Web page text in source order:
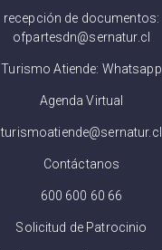
recepción de documentos:
ofpartesdn@sernatur.cl
Turismo Atiende: Whatsapp
Agenda Virtual
turismoatiende@sernatur.cl
Contáctanos
600 600 60 66
Solicitud de Patrocinio